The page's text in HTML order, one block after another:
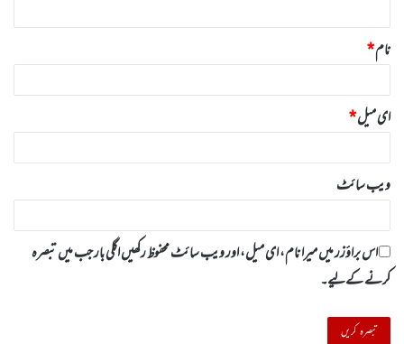
نام*
ای میل*
ویب‌ سائٹ
اس براؤزر میں میرا نام، ای میل، اور ویب سائٹ محفوظ رکھیں اگلی بار جب میں تبصرہ
کرنے کےلیے۔